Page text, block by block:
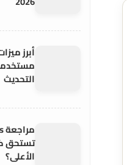
التحديث
تستحق
الأعلى؟